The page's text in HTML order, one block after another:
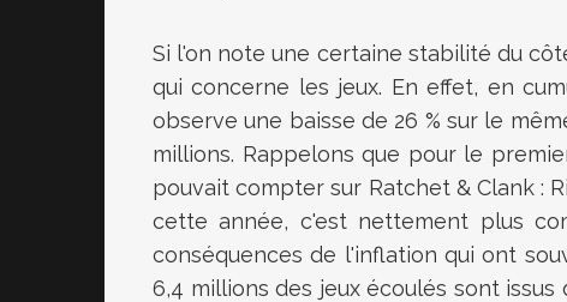
Si l'on note une certaine stabilité du
qui concerne les jeux. En effet, en
observe une baisse de 26 % sur le
millions. Rappelons que pour le
pouvait compter sur Ratchet & Clank :
cette année, c'est nettement plus
conséquences de l'inflation qui ont
6,4 millions des jeux écoulés sont